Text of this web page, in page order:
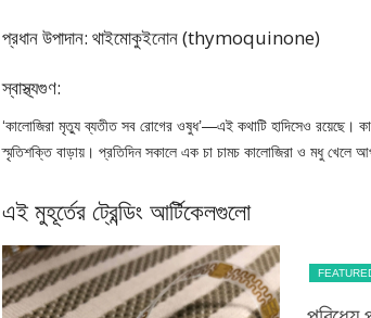
প্রধান উপাদান: থাইমোকুইনোন (thymoquinone)
স্বাস্থ্যগুণ:
‘কালোজিরা মৃত্যু ব্যতীত সব রোগের ওষুধ’—এই কথাটি হাদিসেও রয়েছে।
স্মৃতিশক্তি বাড়ায়। প্রতিদিন সকালে এক চা চামচ কালোজিরা ও মধু খেলে
এই মুহূর্তের ট্রেন্ডিং আর্টিকেলগুলো